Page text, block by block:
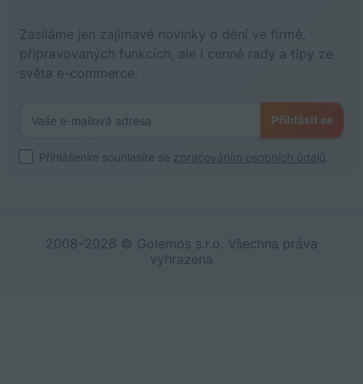
Zasíláme jen zajímavé novinky o dění ve firmě,
připravovaných funkcích, ale i cenné rady a tipy ze
světa e-commerce.
Přihlásit se
Přihlášením souhlasíte se zpracováním osobních údajů
2008–2026 © Golemos s.r.o. Všechna práva
vyhrazena